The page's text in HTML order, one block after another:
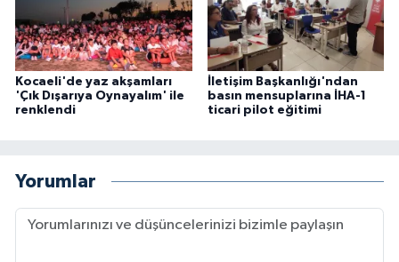
Kocaeli'de yaz akşamları
'Çık Dışarıya Oynayalım' ile
renklendi
İletişim Başkanlığı'ndan
basın mensuplarına İHA-1
ticari pilot eğitimi
Yorumlar